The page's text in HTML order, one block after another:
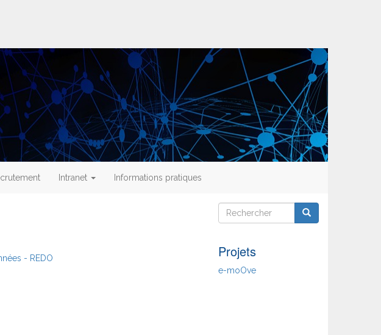
Intranet Informations pratiques
- REDO
Rechercher
Rechercher Rechercher
Projets
e-moOve